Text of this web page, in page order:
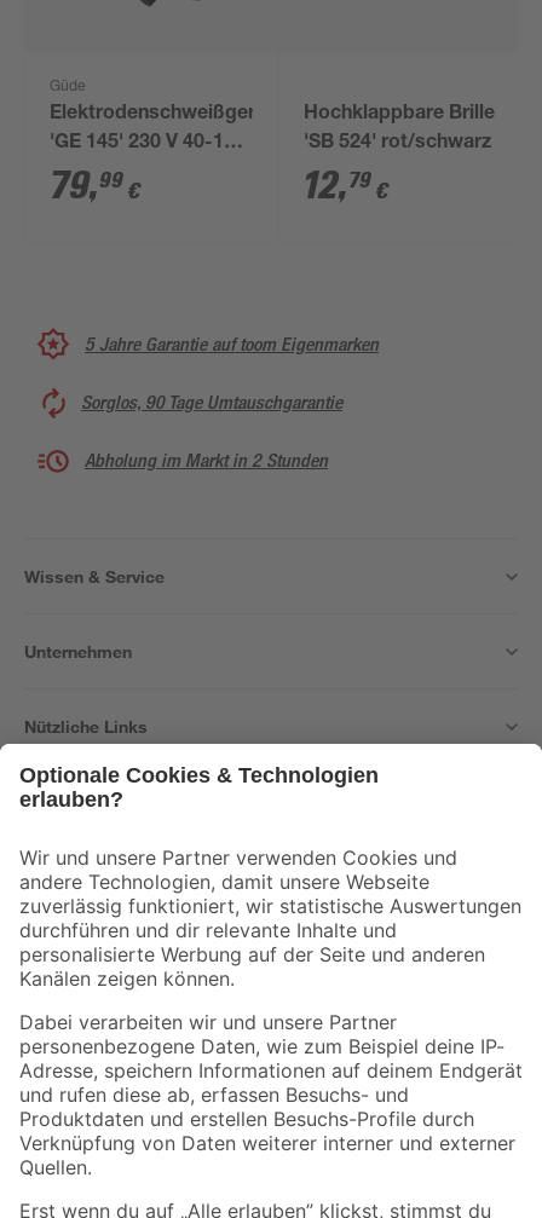
Güde
Elektrodenschweißgerät
'GE 145' 230 V 40-100
A
79,99 €
Hochklappbare Brille
'SB 524' rot/schwarz
12,79 €
5 Jahre Garantie auf toom Eigenmarken
Sorglos, 90 Tage Umtauschgarantie
Abholung im Markt in 2 Stunden
Wissen & Service
Unternehmen
Nützliche Links
Der toom Newsletter: Keine Angebote und Aktionen mehr verpassen!
Zur Newsletter Anmeldung
Folge uns
Zahlungsarten Versandarten
Sicher einkaufen